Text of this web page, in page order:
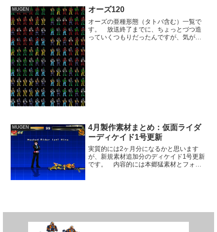
栄え的に面白く無い形となりました。
現状では1枚目から別素...
MUGEN オーズ120
オーズの亜種形態（タトバ含む）一覧で
す。 放送終了までに、ちょっとづつ造
っていくつもりだったんですが、気がつ
MUGEN
4月製作素材まとめ：仮面ライダ
ーディケイド1号更新
実質的には2ヶ月分になるかと思います
が、新規素材追加分のディケイド1号更新
です。 内容的には本郷猛素材とフォー